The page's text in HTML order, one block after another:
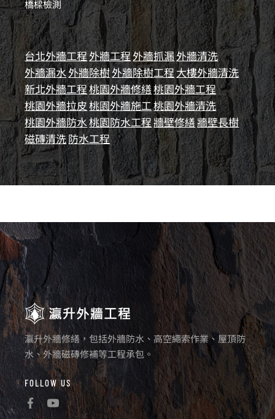
橋樑檢測
台北外牆工程 外牆工程 外牆抓漏外牆清洗
外牆漏水外牆除樹外牆除樹工程 大樓外牆清洗
新北外牆工程桃園外牆修繕桃園外牆工程
桃園外牆拉皮 桃園外牆施工桃園外牆清洗
桃園外牆防水桃園防水工程 牆壁修繕牆壁長樹
磁磚清洗 防水工程
瀛升外牆修繕，包括外牆防水、高空繩索作業、屋頂防
水、外牆磁磚修補等工程承包。
FOLLOW US